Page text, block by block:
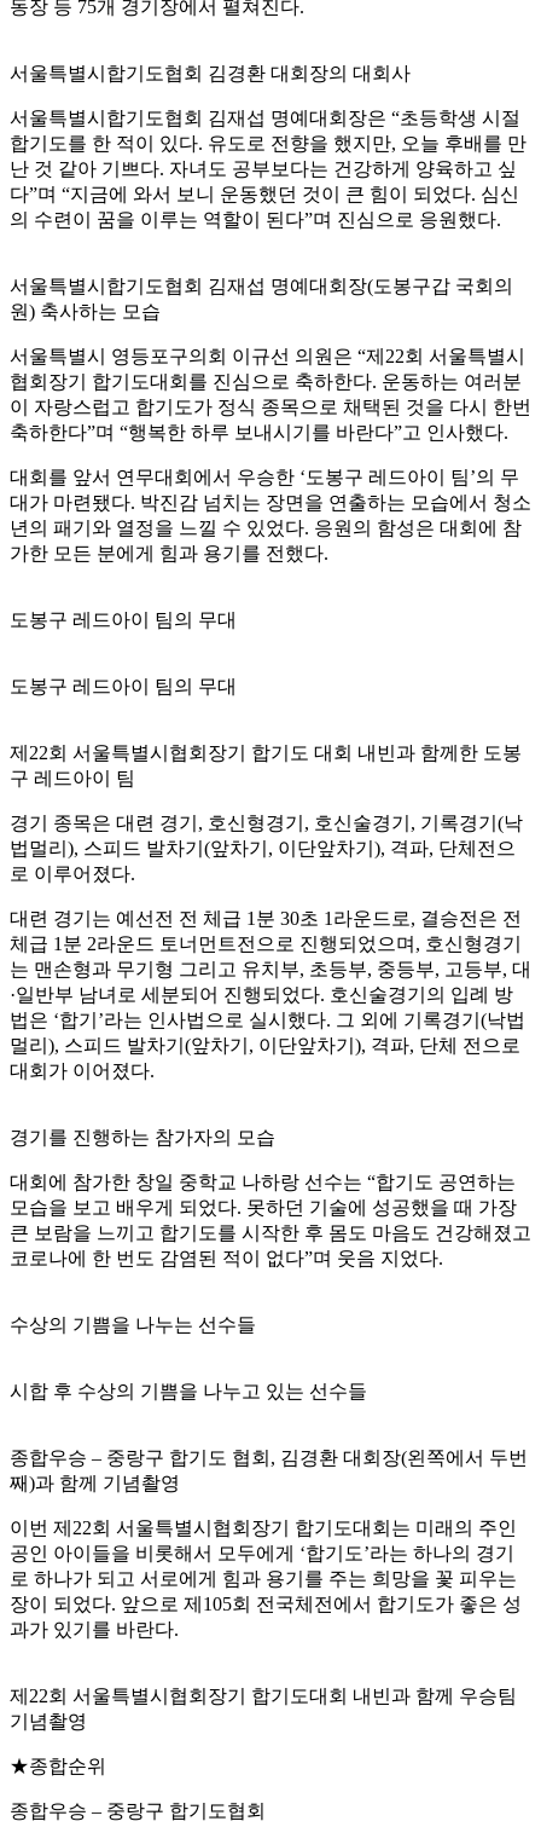
동장 등 75개 경기장에서 펼쳐진다.
서울특별시합기도협회 김경환 대회장의 대회사
서울특별시합기도협회 김재섭 명예대회장은 “초등학생 시절
합기도를 한 적이 있다. 유도로 전향을 했지만, 오늘 후배를 만
난 것 같아 기쁘다. 자녀도 공부보다는 건강하게 양육하고 싶
다”며 “지금에 와서 보니 운동했던 것이 큰 힘이 되었다. 심신
의 수련이 꿈을 이루는 역할이 된다”며 진심으로 응원했다.
서울특별시합기도협회 김재섭 명예대회장(도봉구갑 국회의
원) 축사하는 모습
서울특별시 영등포구의회 이규선 의원은 “제22회 서울특별시
협회장기 합기도대회를 진심으로 축하한다. 운동하는 여러분
이 자랑스럽고 합기도가 정식 종목으로 채택된 것을 다시 한번
축하한다”며 “행복한 하루 보내시기를 바란다”고 인사했다.
대회를 앞서 연무대회에서 우승한 ‘도봉구 레드아이 팀’의 무
대가 마련됐다. 박진감 넘치는 장면을 연출하는 모습에서 청소
년의 패기와 열정을 느낄 수 있었다. 응원의 함성은 대회에 참
가한 모든 분에게 힘과 용기를 전했다.
도봉구 레드아이 팀의 무대
도봉구 레드아이 팀의 무대
제22회 서울특별시협회장기 합기도 대회 내빈과 함께한 도봉
구 레드아이 팀
경기 종목은 대련 경기, 호신형경기, 호신술경기, 기록경기(낙
법멀리), 스피드 발차기(앞차기, 이단앞차기), 격파, 단체전으
로 이루어졌다.
대련 경기는 예선전 전 체급 1분 30초 1라운드로, 결승전은 전
체급 1분 2라운드 토너먼트전으로 진행되었으며, 호신형경기
는 맨손형과 무기형 그리고 유치부, 초등부, 중등부, 고등부, 대
·일반부 남녀로 세분되어 진행되었다. 호신술경기의 입례 방
법은 ‘합기’라는 인사법으로 실시했다. 그 외에 기록경기(낙법
멀리), 스피드 발차기(앞차기, 이단앞차기), 격파, 단체 전으로
대회가 이어졌다.
경기를 진행하는 참가자의 모습
대회에 참가한 창일 중학교 나하랑 선수는 “합기도 공연하는
모습을 보고 배우게 되었다. 못하던 기술에 성공했을 때 가장
큰 보람을 느끼고 합기도를 시작한 후 몸도 마음도 건강해졌고
코로나에 한 번도 감염된 적이 없다”며 웃음 지었다.
수상의 기쁨을 나누는 선수들
시합 후 수상의 기쁨을 나누고 있는 선수들
종합우승 – 중랑구 합기도 협회, 김경환 대회장(왼쪽에서 두번
째)과 함께 기념촬영
이번 제22회 서울특별시협회장기 합기도대회는 미래의 주인
공인 아이들을 비롯해서 모두에게 ‘합기도’라는 하나의 경기
로 하나가 되고 서로에게 힘과 용기를 주는 희망을 꽃 피우는
장이 되었다. 앞으로 제105회 전국체전에서 합기도가 좋은 성
과가 있기를 바란다.
제22회 서울특별시협회장기 합기도대회 내빈과 함께 우승팀
기념촬영
★종합순위
종합우승 – 중랑구 합기도협회